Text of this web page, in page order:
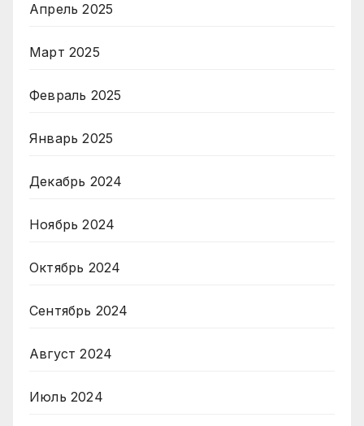
Апрель 2025
Март 2025
Февраль 2025
Январь 2025
Декабрь 2024
Ноябрь 2024
Октябрь 2024
Сентябрь 2024
Август 2024
Июль 2024